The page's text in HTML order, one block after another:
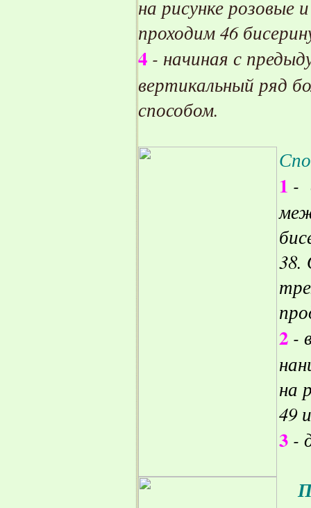
на рисунке розовые
проходим 46
4 - начиная с
вертикальный ряд
способом.
1 -
38.
2 -
на
49
3 -